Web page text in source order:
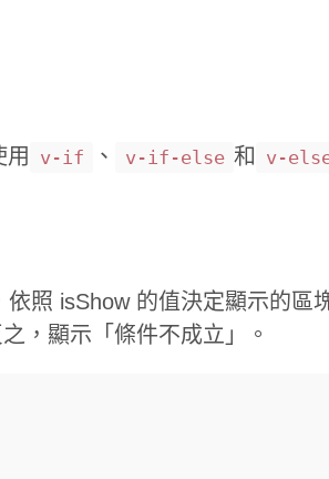
用 v-if 、 v-if-else 和 v-
照 isShow 的值決定顯示的區
，顯示「條件不成立」。